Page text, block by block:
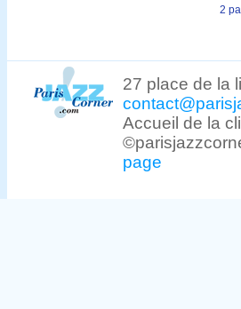
2
27 place de la
Accueil de la
page